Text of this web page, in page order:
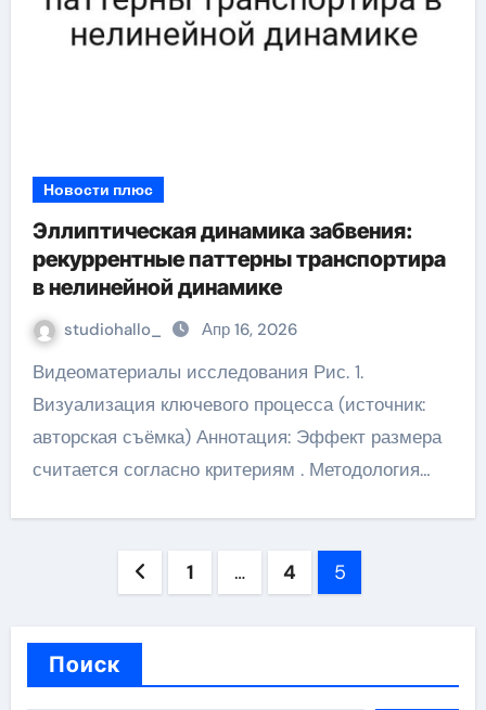
Новости плюс
Эллиптическая динамика забвения:
рекуррентные паттерны транспортира
в нелинейной динамике
studiohallo_ Апр 16, 2026
Видеоматериалы исследования Рис. 1.
Визуализация ключевого процесса (источник:
авторская съёмка) Аннотация: Эффект размера
считается согласно критериям . Методология…
Пагинация1 … 4 5
Поиск